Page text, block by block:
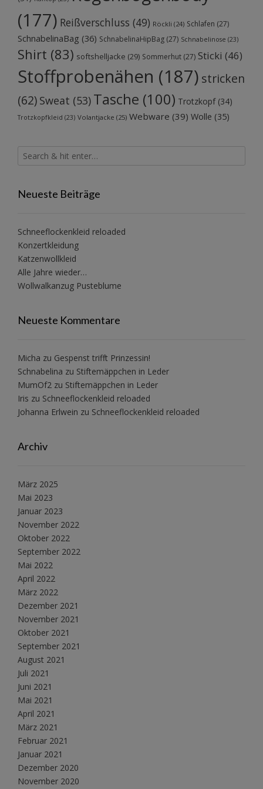
(177) Reißverschluss (49) Röckli (24) Schlafen (27)
SchnabelinaBag (36) SchnabelinaHipBag (27) Schnabelinose (23)
Shirt (83) softshelljacke (29) Sommerhut (27) Sticki (46)
Stoffprobenähen (187) stricken
(62) Sweat (53) Tasche (100) Trotzkopf(34)
Trotzkopfkleid (23) Volantjacke (25) Webware (39) Wolle (35)
Neueste Beiträge
Schneeflockenkleid reloaded
Konzertkleidung
Katzenwollkleid
Alle Jahre wieder…
Wollwalkanzug Pusteblume
Neueste Kommentare
Micha zu Gespenst trifft Prinzessin!
Schnabelina zu Stiftemäppchen in Leder
MumOf2 zu Stiftemäppchen in Leder
Iris zu Schneeflockenkleid reloaded
Johanna Erlwein zu Schneeflockenkleid reloaded
Archiv
März 2025
Mai 2023
Januar 2023
November 2022
Oktober 2022
September 2022
Mai 2022
April 2022
März 2022
Dezember 2021
November 2021
Oktober 2021
September 2021
August 2021
Juli 2021
Juni 2021
Mai 2021
April 2021
März 2021
Februar 2021
Januar 2021
Dezember 2020
November 2020